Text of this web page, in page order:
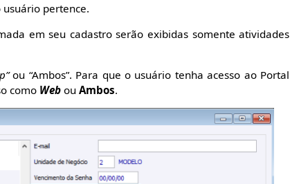
pertence.
em seu cadastro serão exibidas somente atividades
ou “Ambos”. Para que o usuário tenha acesso ao Portal
como Web ouAmbos.